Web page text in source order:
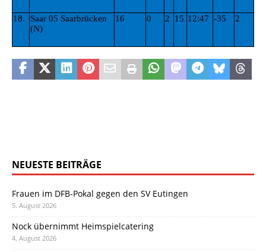
18.
Saar 05 Saarbrücken
(N)
16 0 2 15 12:47 -35 2
NEUESTE BEITRÄGE
Frauen im DFB-Pokal gegen den SV Eutingen
5. August 2026
Nock übernimmt Heimspielcatering
4. August 2026